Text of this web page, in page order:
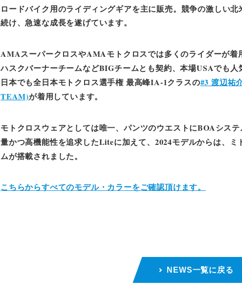
ロードバイク用のライディングギアを主に販売。競争の激しい
続け、急速な成長を遂げています。
AMAスーパークロスやAMAモトクロスでは多くのライダーが着
ハスクバーナーチームなどBIGチームとも契約、本場USAでも人
日本でも全日本モトクロス選手権 最高峰IA-1クラスの#3 渡辺祐
TEAM)が着用しています。
モトクロスウェアとしては唯一、パンツのウエストにBOAシス
量かつ高機能性を追求したLiteに加えて、2024モデルからは、
ムが搭載されました。
こちらからすべてのモデル・カラーをご確認頂けます。
NEWS一覧に戻る